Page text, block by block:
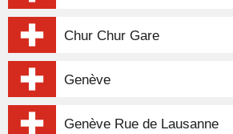
Chur Chur Gare
Genève
Genève Rue de Lausanne